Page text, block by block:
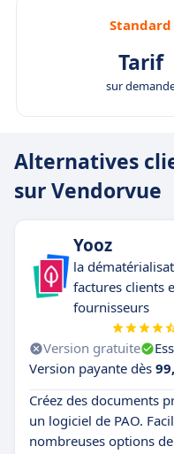
Standard
Tarif
sur
Alternatives
sur Vendorvue
Yooz
la
factures clients
fournisseurs
Version gratuite
Version payante dès
Créez des documents
un logiciel de PAO.
nombreuses options